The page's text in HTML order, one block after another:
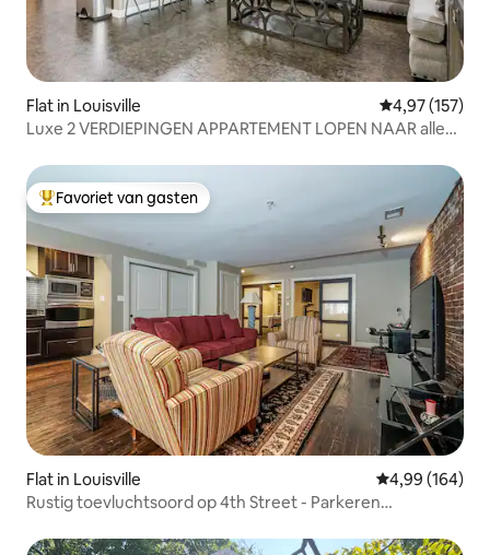
Flat in Louisville Gemiddelde
4,97 (157)
Luxe 2 VERDIEPINGEN APPARTEMENT LOPEN NAAR alles
Topfavoriet van gasten
Favoriet van gasten
Flat in Louisville Gemiddelde
4,99 (164)
Rustig toevluchtsoord op 4th Street - Parkeren